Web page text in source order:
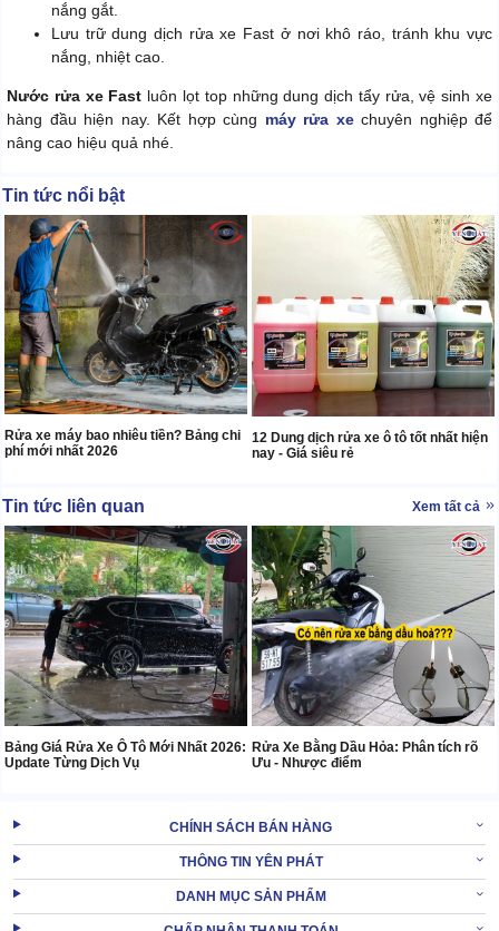
nắng gắt.
Lưu trữ dung dịch rửa xe Fast ở nơi khô ráo, tránh khu vực
nắng, nhiệt cao.
Nước rửa xe Fast luôn lọt top những dung dịch tẩy rửa, vệ sinh xe
hàng đầu hiện nay. Kết hợp cùng máy rửa xechuyên nghiệp để
nâng cao hiệu quả nhé.
Tin tức nổi bật
Rửa xe máy bao nhiêu tiền? Bảng chi
phí mới nhất 2026
12 Dung dịch rửa xe ô tô tốt nhất hiện
nay - Giá siêu rẻ
Tin tức liên quan Xem tất cả
Bảng Giá Rửa Xe Ô Tô Mới Nhất 2026:
Update Từng Dịch Vụ
Rửa Xe Bằng Dầu Hỏa: Phân tích rõ
Ưu - Nhược điểm
CHÍNH SÁCH BÁN HÀNG
THÔNG TIN YÊN PHÁT
DANH MỤC SẢN PHẨM